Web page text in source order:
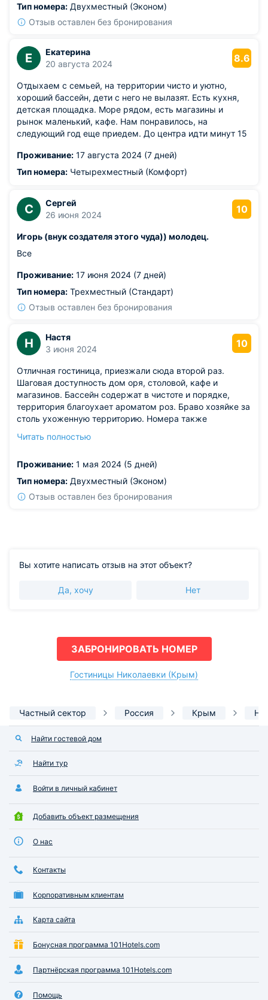
Тип номера: Двухместный (Эконом)
Отзыв оставлен без бронирования
Е
Екатерина
20 августа 2024
8.6
Отдыхаем с семьей, на территории чисто и уютно,
хороший бассейн, дети с него не вылазят. Есть кухня,
детская площадка. Море рядом, есть магазины и
рынок маленький, кафе. Нам понравилось, на
следующий год еще приедем. До центра идти минут 15
Проживание: 17 августа 2024 (7 дней)
Тип номера: Четырехместный (Комфорт)
С
Сергей
26 июня 2024
10
Игорь (внук создателя этого чуда)) молодец.
Все
Проживание: 17 июня 2024 (7 дней)
Тип номера: Трехместный (Стандарт)
Отзыв оставлен без бронирования
Н
Настя
3 июня 2024
10
Отличная гостиница, приезжали сюда второй раз.
Шаговая доступность дом оря, столовой, кафе и
магазинов. Бассейн содержат в чистоте и порядке,
территория благоухает ароматом роз. Браво хозяйке за
столь ухоженную территорию. Номера также
достаточно уютно и комфортно. Даже есть маленький
вам процветания!
Читать полностью
Проживание: 1 мая 2024 (5 дней)
Тип номера: Двухместный (Эконом)
Отзыв оставлен без бронирования
Вы хотите написать отзыв на этот объект?
Да, хочу Нет
ЗАБРОНИРОВАТЬ НОМЕР
Гостиницы Николаевки (Крым)
Частный сектор Россия Крым
Найти гостевой дом
Найти тур
Войти в личный кабинет
Добавить объект размещения
О нас
Контакты
Корпоративным клиентам
Карта сайта
Бонусная программа 101Hotels.com
Партнёрская программа 101Hotels.com
Помощь